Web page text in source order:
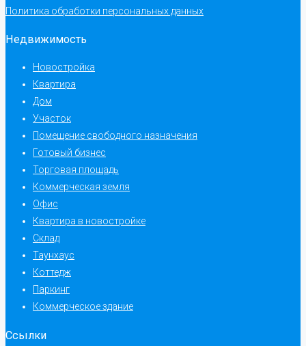
Политика обработки персональных данных
Недвижимость
Новостройка
Квартира
Дом
Участок
Помещение свободного назначения
Готовый бизнес
Торговая площадь
Коммерческая земля
Офис
Квартира в новостройке
Склад
Таунхаус
Коттедж
Паркинг
Коммерческое здание
Ссылки